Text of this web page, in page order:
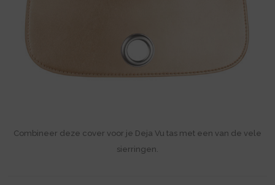
Combineer deze cover voor je Deja Vu tas met een van de vele
sierringen.